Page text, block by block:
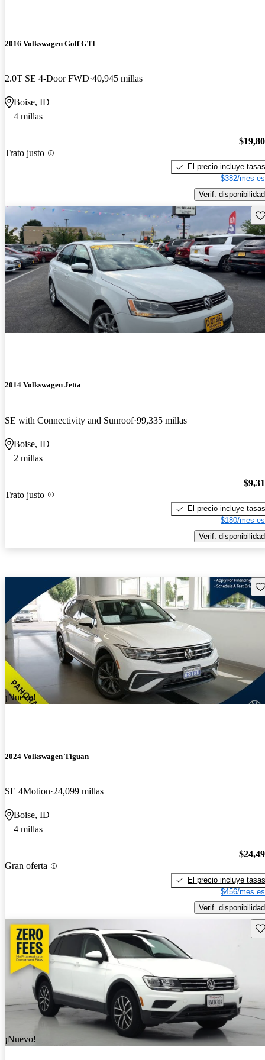
2016 Volkswagen Golf GTI
2.0T SE 4-Door FWD 40,945 millas
Boise, ID
4 millas
Trato justo
El precio incluye tasas
$382/mes
Verif. disponibilidad
2014 Volkswagen Jetta
SE with Connectivity and Sunroof 99,335 millas
Boise, ID
2 millas
Trato justo
El precio incluye tasas
$180/mes
Verif. disponibilidad
¡Nuevo!
2024 Volkswagen Tiguan
SE 4Motion 24,099 millas
Boise, ID
4 millas
Gran oferta
El precio incluye tasas
$456/mes
Verif. disponibilidad
¡Nuevo!